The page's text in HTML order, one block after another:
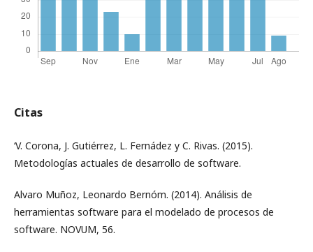
Citas
‘V. Corona, J. Gutiérrez, L. Fernádez y C. Rivas. (2015).
Metodologías actuales de desarrollo de software.
Alvaro Muñoz, Leonardo Bernóm. (2014). Análisis de
herramientas software para el modelado de procesos de
software. NOVUM, 56.